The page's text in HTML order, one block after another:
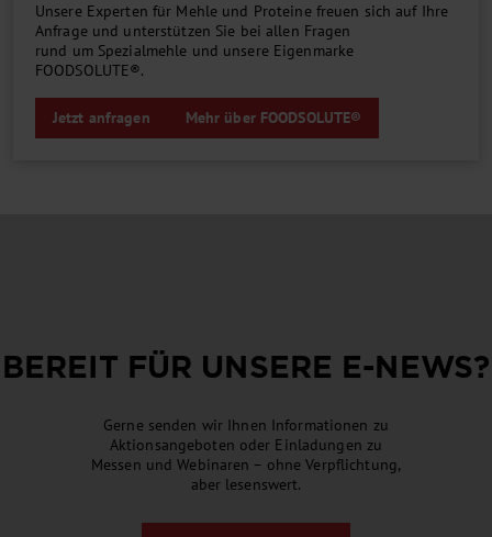
Unsere Experten für Mehle und Proteine freuen sich auf Ihre
Anfrage und unterstützen Sie bei allen Fragen
rund um Spezialmehle und unsere Eigenmarke
FOODSOLUTE®.
Jetzt anfragen Mehr über FOODSOLUTE®
BEREIT FÜR UNSERE E-NEWS?
Gerne senden wir Ihnen Informationen zu
Aktionsangeboten oder Einladungen zu
Messen und Webinaren – ohne Verpflichtung,
aber lesenswert.